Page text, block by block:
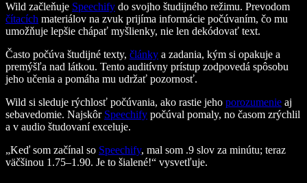
Wild začleňuje Speechify do svojho študijného režimu. Prevodom
čítacích materiálov na zvuk prijíma informácie počúvaním, čo mu
umožňuje lepšie chápať myšlienky, nie len dekódovať text.
Často počúva študijné texty, články a zadania, kým si opakuje a
premýšľa nad látkou. Tento auditívny prístup zodpovedá spôsobu
jeho učenia a pomáha mu udržať pozornosť.
Wild si sleduje rýchlosť počúvania, ako rastie jeho porozumenie aj
sebavedomie. Najskôr Speechify počúval pomaly, no časom zrýchlil
a v audio študovaní exceluje.
„Keď som začínal so Speechify, mal som .9 slov za minútu; teraz
väčšinou 1.75–1.90. Je to šialené!“ vysvetľuje.